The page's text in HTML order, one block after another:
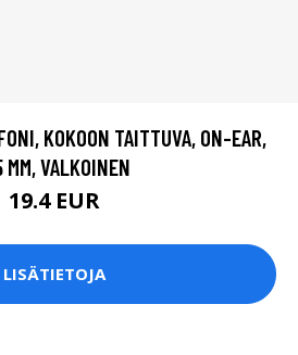
KOKOON TAITTUVA, ON-EAR,
MM, VALKOINEN
19.4 EUR
LISÄTIETOJA